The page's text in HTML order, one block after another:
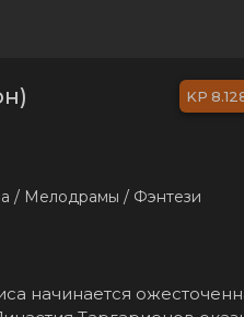
/ Мелодрамы / Фэнтези
начинается